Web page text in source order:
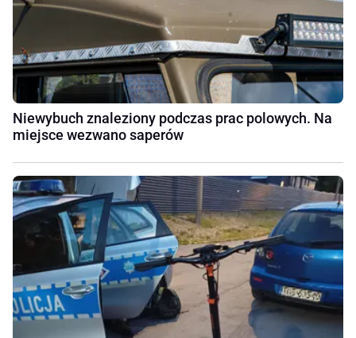
Niewybuch znaleziony podczas prac polowych. Na
miejsce wezwano saperów